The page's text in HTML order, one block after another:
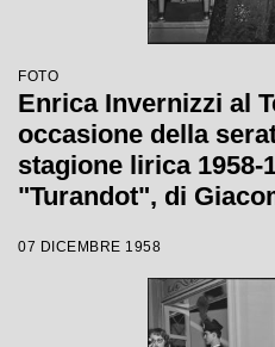
FOTO
Enrica Invernizzi al
occasione della
stagione lirica 1958-
"Turandot", di
Margherita Wallmann
07 DICEMBRE 1958